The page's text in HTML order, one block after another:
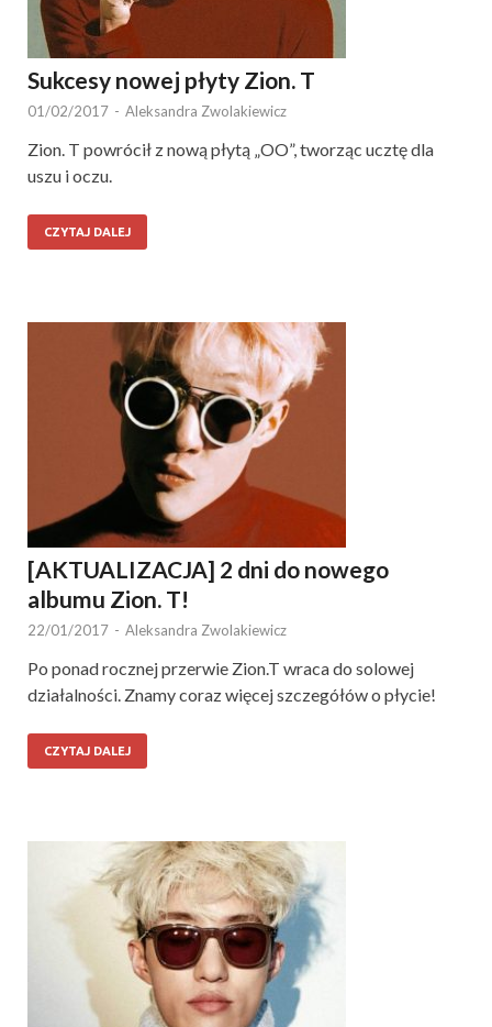
Sukcesy nowej płyty Zion. T
01/02/2017 - Aleksandra Zwolakiewicz
Zion. T powrócił z nową płytą „OO”, tworząc ucztę dla
uszu i oczu.
CZYTAJ DALEJ
[AKTUALIZACJA] 2 dni do nowego
albumu Zion. T!
22/01/2017 - Aleksandra Zwolakiewicz
Po ponad rocznej przerwie Zion.T wraca do solowej
działalności. Znamy coraz więcej szczegółów o płycie!
CZYTAJ DALEJ